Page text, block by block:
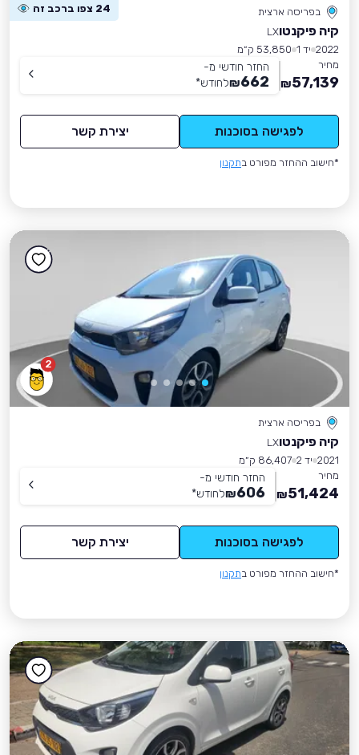
בפריסה ארצית 24 צפו ברכב זה
קיה פיקנטוLX
2022 יד 1
53,850 ק״מ
מחיר
57,139
₪
החזר חודשי מ-
662
₪לחודש*
לפגישה בסוכנות יצירת קשר
*חישוב ההחזר מפורט בתקנון
2
בפריסה ארצית
קיה פיקנטוLX
2021 יד 2
86,407 ק״מ
מחיר
51,424
₪
החזר חודשי מ-
606
₪לחודש*
לפגישה בסוכנות יצירת קשר
*חישוב ההחזר מפורט בתקנון